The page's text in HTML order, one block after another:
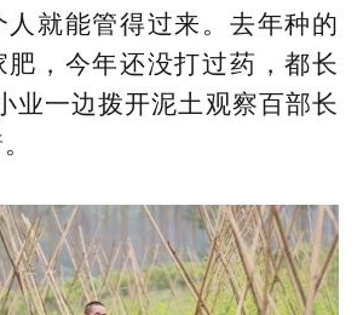
人就能管得过来。去年种的
肥，今年还没打过药，都长
业一边拨开泥土观察百部长